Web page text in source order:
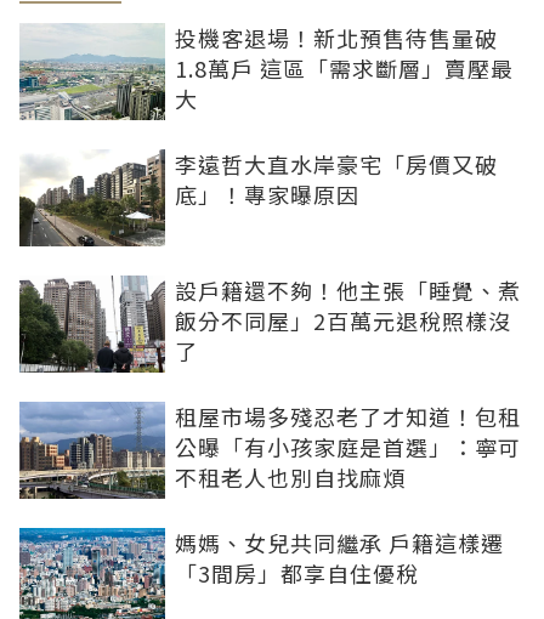
投機客退場！新北預售待售量破
1.8萬戶 這區「需求斷層」賣壓最
大
李遠哲大直水岸豪宅「房價又破
底」！專家曝原因
設戶籍還不夠！他主張「睡覺、煮
飯分不同屋」2百萬元退稅照樣沒
了
租屋市場多殘忍老了才知道！包租
公曝「有小孩家庭是首選」：寧可
不租老人也別自找麻煩
媽媽、女兒共同繼承 戶籍這樣遷
「3間房」都享自住優稅